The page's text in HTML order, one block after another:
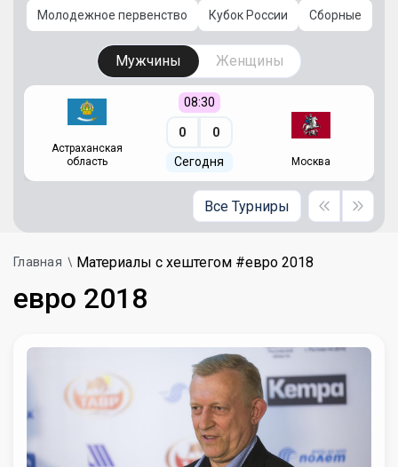
Молодежное первенство Кубок России Сборные
Мужчины Женщины
Астраханская
область
08:30
0 0
Сегодня Москва
Все Турниры
Главная Материалы с хештегом #евро 2018
евро 2018